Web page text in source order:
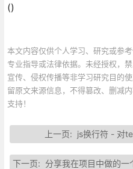
()
本文内容仅供个人学习、研究或参
专业指导或法律依据。未经授权，
宣传、侵权传播等非学习研究目的
留原文来源信息，不得篡改、删减
支持！
上一页: js换行符 - 对
下一页: 分享我在项目中做的一个